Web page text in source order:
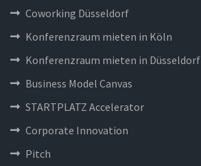
Coworking Düsseldorf
Konferenzraum mieten in Köln
Konferenzraum mieten in Düsseldorf
Business Model Canvas
STARTPLATZ Accelerator
Corporate Innovation
Pitch